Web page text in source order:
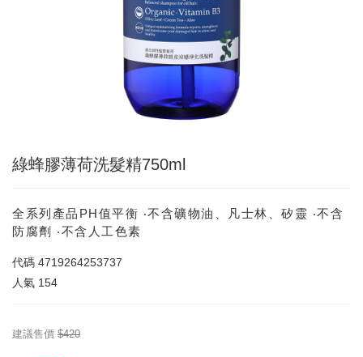
綠蜂膠薄荷洗髮精750ml
全系列產品PH值平衡 ‧不含礦物油、凡士林、矽靈 ‧不含
防腐劑 ‧不含人工色素
代碼 4719264253737
人氣 154
建議售價 $420